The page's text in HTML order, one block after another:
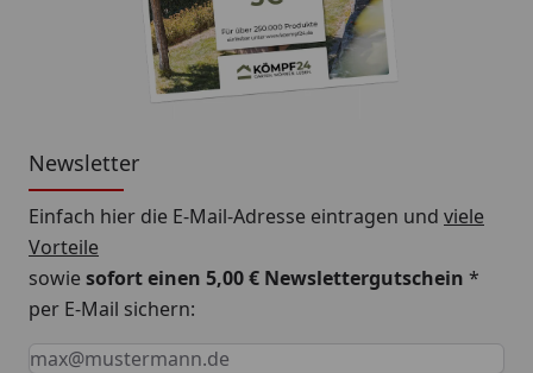
Newsletter
Einfach hier die E-Mail-Adresse eintragen und viele
Vorteile
sowiesofort einen 5,00 € Newslettergutschein *
per E-Mail sichern:
Keine Eingabe erforderlich
Eingabe erforderlich
E-Mail *